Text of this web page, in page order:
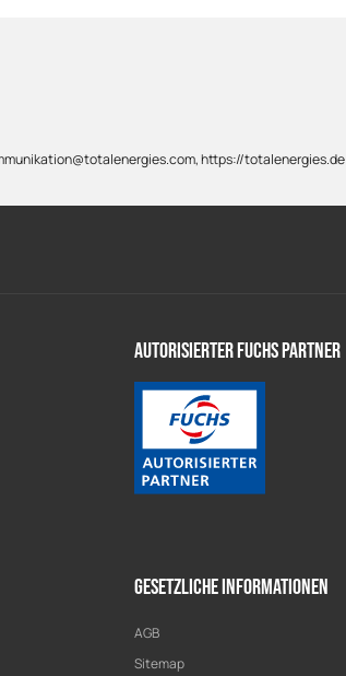
https://totalenergies.de
Autorisierter Fuchs Partner
Gesetzliche Informationen
AGB
Sitemap